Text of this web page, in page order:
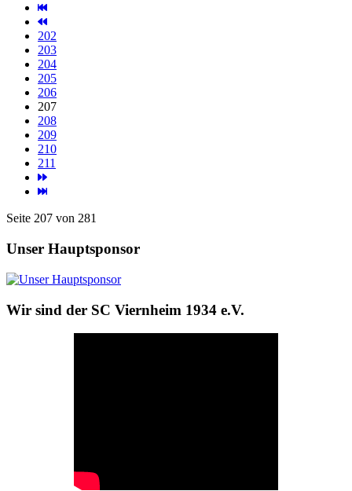
202
203
204
205
206
207
208
209
210
211
Seite 207 von 281
Unser Hauptsponsor
Wir sind der SC Viernheim 1934 e.V.